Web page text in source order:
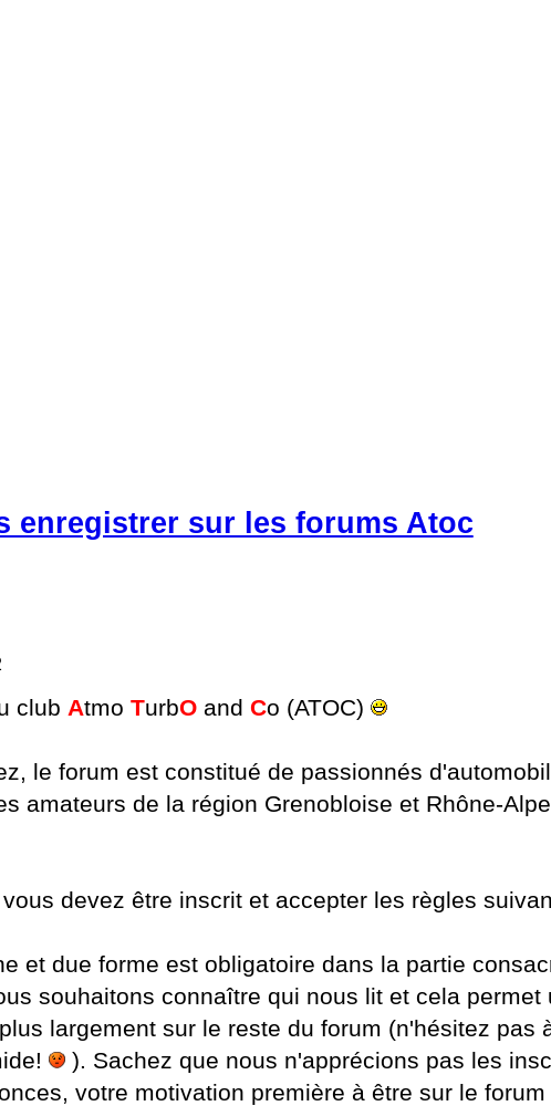
enregistrer sur les forums Atoc
club Atmo TurbOand Co (ATOC)
le forum est constitué de passionnés
amateurs de la région Grenobloise et Rhône-
devez être inscrit et accepter les règles
et due forme est obligatoire dans la partie
souhaitons connaître qui nous lit et cela permet
largement sur le reste du forum (n'hésitez pas
). Sachez que nous n'apprécions pas les
votre motivation première à être sur le